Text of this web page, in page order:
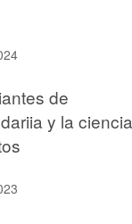
de
y la ciencia